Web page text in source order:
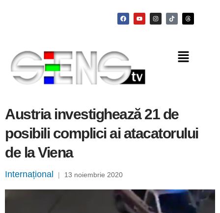
Austria investighează 21 de
posibili complici ai atacatorului
de la Viena
Internațional | 13 noiembrie 2020